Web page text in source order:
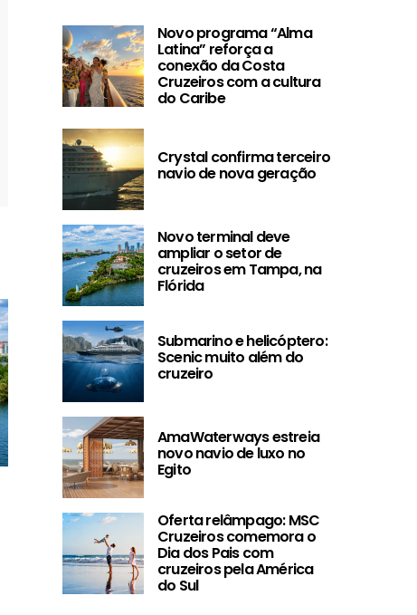
AmaWaterways estreia
novo navio de luxo no
Egito
Cruzeiros
Dia dos Pais
pela
Novo programa “Alma
Latina” reforça a
conexão da Costa
Cruzeiros com a cultura
do Caribe
Crystal confirma terceiro
navio de nova geração
Novo terminal deve
ampliar o setor de
cruzeiros em Tampa, na
Flórida
Submarino e helicóptero:
Scenic muito além do
cruzeiro
AmaWaterways estreia
novo navio de luxo no
Egito
Oferta relâmpago: MSC
Cruzeiros comemora o
Dia dos Pais com
cruzeiros pela América
do Sul